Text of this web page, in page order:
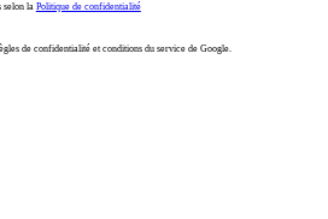
selon la Politique de confidentialité
de confidentialité et conditions du service de Google.